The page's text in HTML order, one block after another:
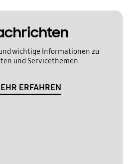
wichtige Informationen zu
und Servicethemen
ERFAHREN